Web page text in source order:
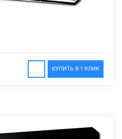
КУПИТЬ В 1 КЛИК